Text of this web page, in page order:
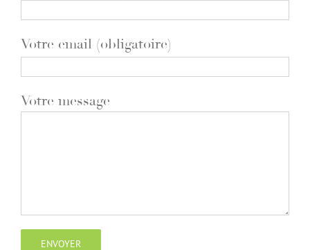
Votre email (obligatoire)
Votre message